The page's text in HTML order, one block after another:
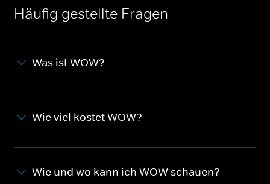
Häufig gestellte Fragen
Was ist WOW?
Wie viel kostet WOW?
Wie und wo kann ich WOW schauen?